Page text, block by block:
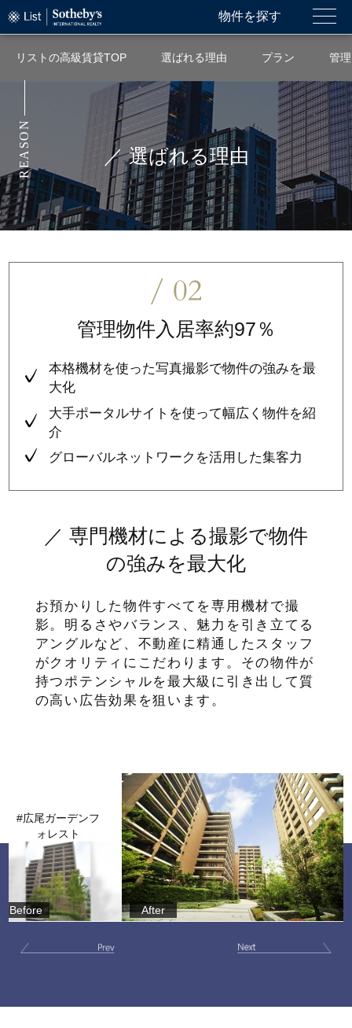
物件を探す
リストの高級賃貸TOP 選ばれる理由 プラン 管
／ 選ばれる理由
REASON
管理物件入居率約97％
本格機材を使った写真撮影で物件の強みを最
大化
大手ポータルサイトを使って幅広く物件を紹
介
グローバルネットワークを活用した集客力
／ 専門機材による撮影で物件
の強みを最大化
お預かりした物件すべてを専用機材で撮
影。明るさやバランス、魅力を引き立てる
アングルなど、不動産に精通したスタッフ
がクオリティにこだわります。その物件が
持つポテンシャルを最大級に引き出して質
の高い広告効果を狙います。
#広尾ガーデンフ
ォレスト
Before After